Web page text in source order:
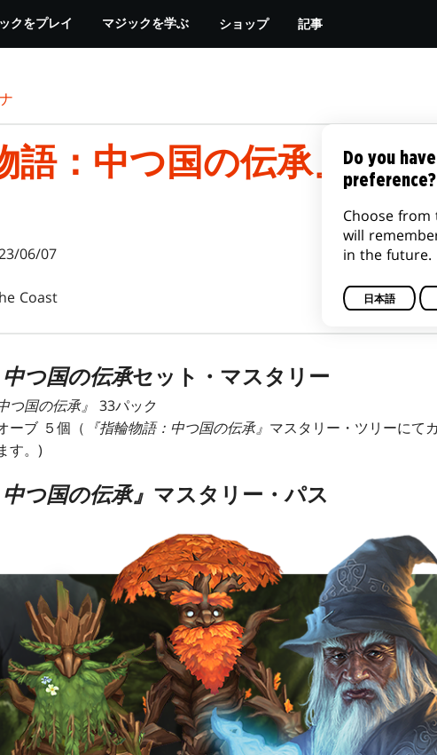
クをプレイ マジックを学ぶ ショップ 記事
語：中つ国の伝承』マス
06/07
Coast
中つ国の伝承セット・マスタリー
つ国の伝承』 33パック
ーブ ５個（ 『指輪物語：中つ国の伝承』 マスタリー・ツリーにて
す。)
つ国の伝承』 マスタリー・パス
Do you
preference?
Choose
will
in the future.
日本語